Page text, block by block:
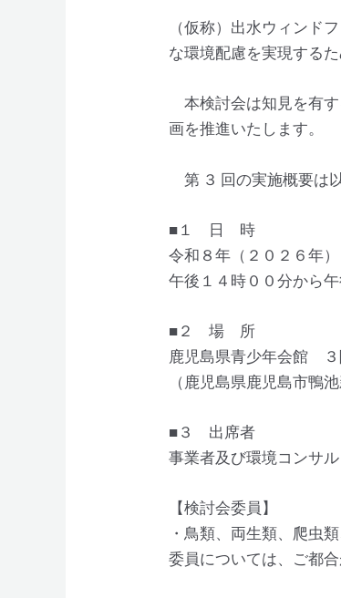
（仮称）出水ウィンド
な環境配慮を実現する
本検討会は知見を有
画を推進いたします。
第 ３ 回の実施概要は
■１ 日 時
令和８年（２０２６年）
午後１４時００分から
■２ 場 所
鹿児島県青少年会館
（鹿児島県鹿児島市鴨
■３ 出席者
事業者及び環境コンサ
【検討会委員】
・鳥類、両生類、爬虫
委員については、ご都